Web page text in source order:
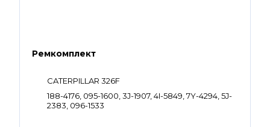
Ремкомплект
CATERPILLAR 326F
188-4176, 095-1600, 3J-1907, 4I-5849, 7Y-4294, 5J-
2383, 096-1533